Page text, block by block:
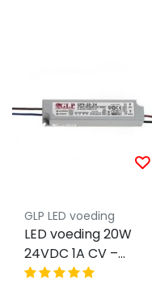
GLP LED voeding
LED voeding 20W
24VDC 1A CV –
Waterdicht IP67 –